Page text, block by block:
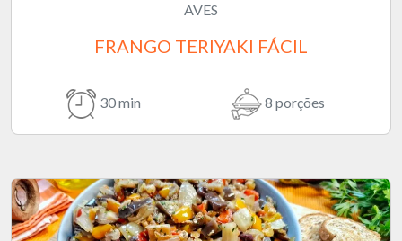
AVES
FRANGO TERIYAKI FÁCIL
30 min 8 porções